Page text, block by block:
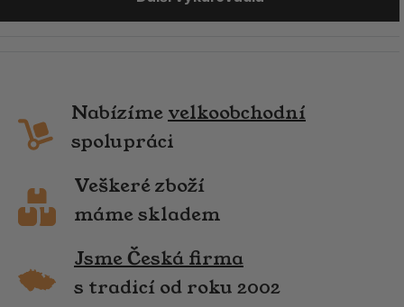
Nabízíme velkoobchodní
spolupráci
Veškeré zboží
máme skladem
Jsme Česká firma
s tradicí od roku 2002